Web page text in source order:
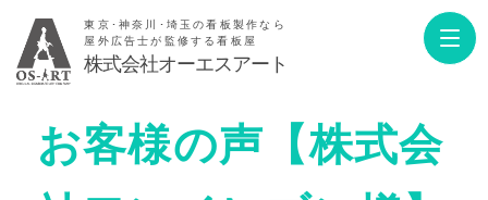
東京･神奈川･埼玉の看板製作なら
屋外広告士が監修する看板屋
株式会社オーエスアート
お客様の声【株式会